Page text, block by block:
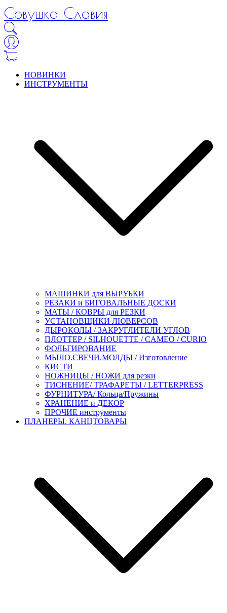
Совушка Славия
НОВИНКИ
ИНСТРУМЕНТЫ
МАШИНКИ для ВЫРУБКИ
РЕЗАКИ и БИГОВАЛЬНЫЕ ДОСКИ
МАТЫ / КОВРЫ для РЕЗКИ
УСТАНОВЩИКИ ЛЮВЕРСОВ
ДЫРОКОЛЫ / ЗАКРУГЛИТЕЛИ УГЛОВ
ПЛОТТЕР / SILHOUETTE / CAMEO / CURIO
ФОЛЬГИРОВАНИЕ
МЫЛО.СВЕЧИ.МОЛДЫ / Изготовление
КИСТИ
НОЖНИЦЫ / НОЖИ для резки
ТИСНЕНИЕ/ ТРАФАРЕТЫ / LETTERPRESS
ФУРНИТУРА/ Кольца/Пружины
ХРАНЕНИЕ и ДЕКОР
ПРОЧИЕ инструменты
ПЛАНЕРЫ. КАНЦТОВАРЫ